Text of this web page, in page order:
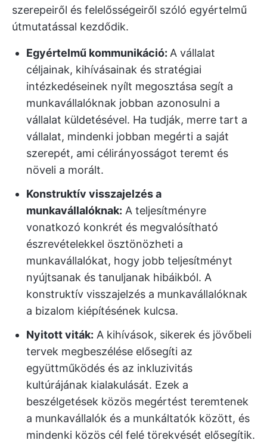
szerepeiről és felelősségeiről szóló egyértelmű
útmutatással kezdődik.
Egyértelmű kommunikáció: A vállalat
céljainak, kihívásainak és stratégiai
intézkedéseinek nyílt megosztása segít a
munkavállalóknak jobban azonosulni a
vállalat küldetésével. Ha tudják, merre tart a
vállalat, mindenki jobban megérti a saját
szerepét, ami célirányosságot teremt és
növeli a morált.
Konstruktív visszajelzés a
munkavállalóknak: A teljesítményre
vonatkozó konkrét és megvalósítható
észrevételekkel ösztönözheti a
munkavállalókat, hogy jobb teljesítményt
nyújtsanak és tanuljanak hibáikból. A
konstruktív visszajelzés a munkavállalóknak
a bizalom kiépítésének kulcsa.
Nyitott viták: A kihívások, sikerek és jövőbeli
tervek megbeszélése elősegíti az
együttműködés és az inkluzivitás
kultúrájának kialakulását. Ezek a
beszélgetések közös megértést teremtenek
a munkavállalók és a munkáltatók között, és
mindenki közös cél felé törekvését elősegítik.